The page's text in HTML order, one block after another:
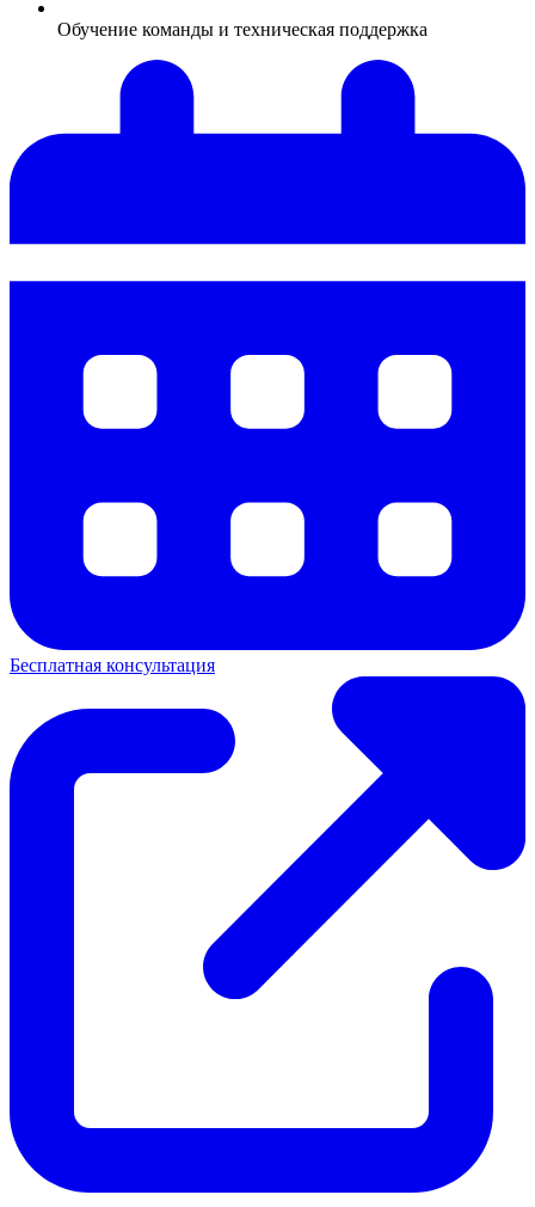
Обучение команды и техническая поддержка
Бесплатная консультация